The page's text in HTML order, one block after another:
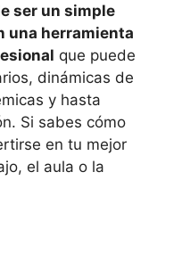
ser un simple
una herramienta
que puede
dinámicas de
y hasta
Si sabes cómo
en tu mejor
el aula o la